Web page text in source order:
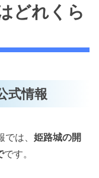
どれくら
式情報
は、 姫路城の開
です。